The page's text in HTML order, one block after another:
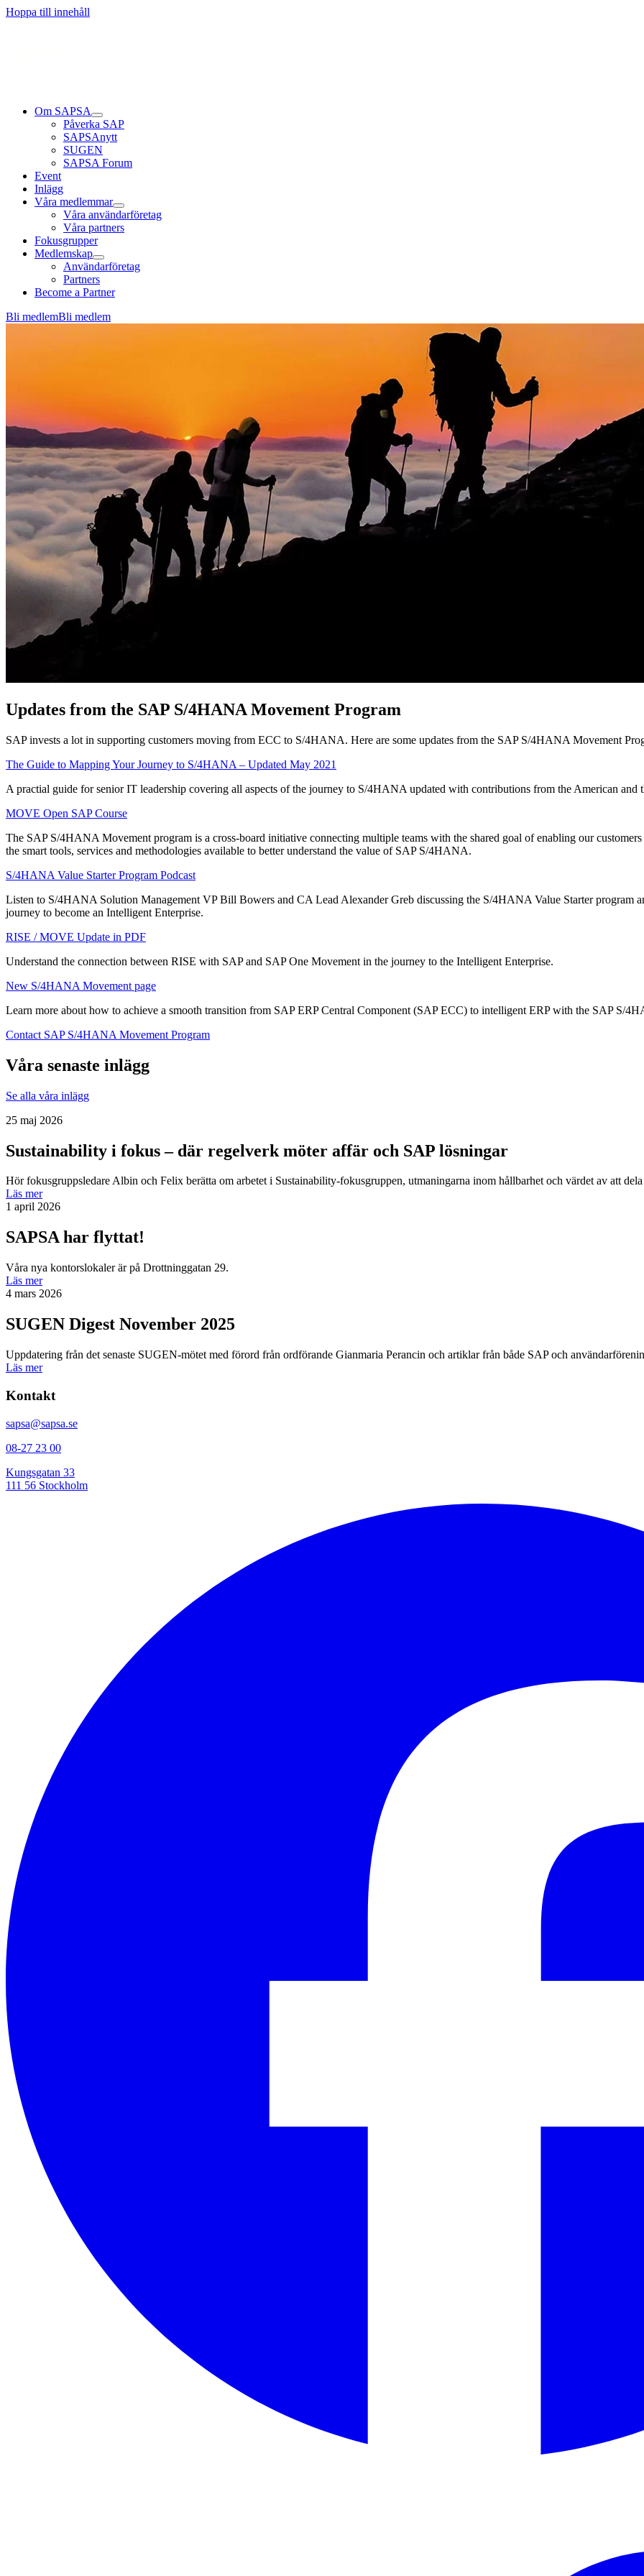
Hoppa till innehåll
Om SAPSA
Påverka SAP
SAPSAnytt
SUGEN
SAPSA Forum
Event
Inlägg
Våra medlemmar
Våra användarföretag
Våra partners
Fokusgrupper
Medlemskap
Användarföretag
Partners
Become a Partner
Bli medlemBli medlem
Updates from the SAP S/4HANA Movement Program
SAP invests a lot in supporting customers moving from ECC to S/4HANA. Here are some updates from the SAP S/4HANA Movement
The Guide to Mapping Your Journey to S/4HANA – Updated May 2021
A practial guide for senior IT leadership covering all aspects of the journey to S/4HANA updated with contributions from the American
MOVE Open SAP Course
The SAP S/4HANA Movement program is a cross-board initiative connecting multiple teams with the shared goal of enabling our
the smart tools, services and methodologies available to better understand the value of SAP S/4HANA.
S/4HANA Value Starter Program Podcast
Listen to S/4HANA Solution Management VP Bill Bowers and CA Lead Alexander Greb discussing the S/4HANA Value Starter program
journey to become an Intelligent Enterprise.
RISE / MOVE Update in PDF
Understand the connection between RISE with SAP and SAP One Movement in the journey to the Intelligent Enterprise.
New S/4HANA Movement page
Learn more about how to achieve a smooth transition from SAP ERP Central Component (SAP ECC) to intelligent ERP with the SAP S/
Contact SAP S/4HANA Movement Program
Våra senaste inlägg
Se alla våra inlägg
25 maj 2026
Sustainability i fokus – där regelverk möter affär och SAP lösningar
Hör fokusgruppsledare Albin och Felix berätta om arbetet i Sustainability-fokusgruppen, utmaningarna inom hållbarhet och värdet av att
Läs mer
1 april 2026
SAPSA har flyttat!
Våra nya kontorslokaler är på Drottninggatan 29.
Läs mer
4 mars 2026
SUGEN Digest November 2025
Uppdatering från det senaste SUGEN-mötet med förord från ordförande Gianmaria Perancin och artiklar från både SAP och
Läs mer
Kontakt
sapsa@sapsa.se
08-27 23 00
Kungsgatan 33
111 56 Stockholm